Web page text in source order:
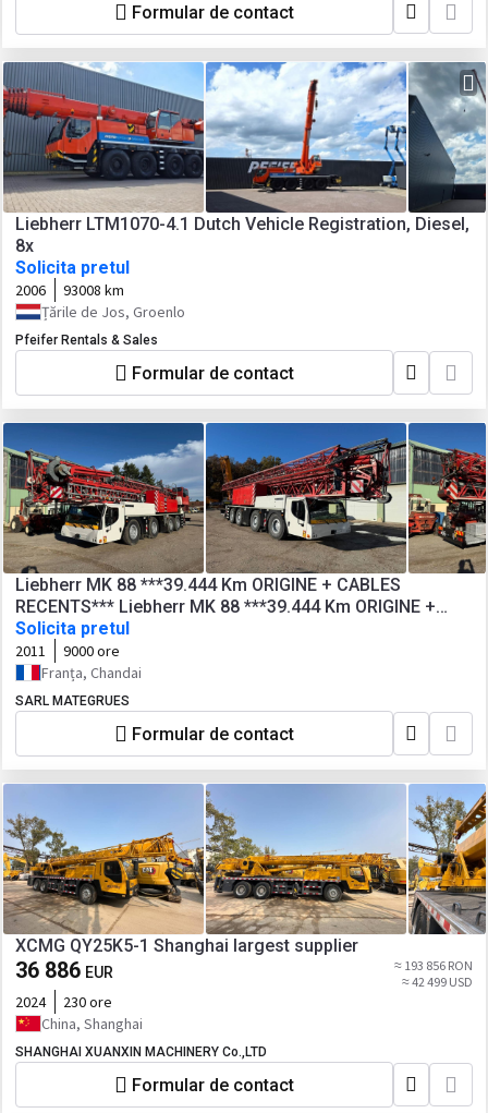
Formular de contact
Liebherr LTM1070-4.1 Dutch Vehicle Registration, Diesel,
8x
Solicita pretul
2006
93008 km
Țările de Jos, Groenlo
Pfeifer Rentals & Sales
Formular de contact
Liebherr MK 88 ***39.444 Km ORIGINE + CABLES
RECENTS*** Liebherr MK 88 ***39.444 Km ORIGINE +
CABLES RECENTS***
Solicita pretul
2011
9000 ore
Franța, Chandai
SARL MATEGRUES
Formular de contact
XCMG QY25K5-1 Shanghai largest supplier
36 886 EUR
≈ 193 856 RON
≈ 42 499 USD
2024
230 ore
China, Shanghai
SHANGHAI XUANXIN MACHINERY Co.,LTD
Formular de contact